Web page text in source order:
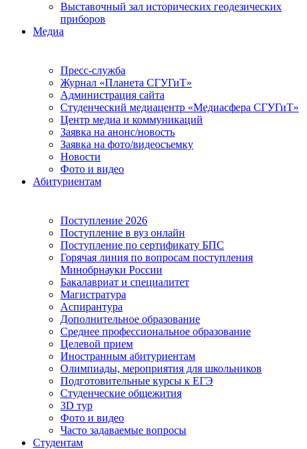
Выставочный зал исторических геодезических
приборов
Медиа
Пресс-служба
Журнал «Планета СГУГиТ»
Администрация сайта
Студенческий медиацентр «Медиасфера СГУГиТ»
Центр медиа и коммуникаций
Заявка на анонс/новость
Заявка на фото/видеосъемку
Новости
Фото и видео
Абитуриентам
Поступление 2026
Поступление в вуз онлайн
Поступление по сертификату БПС
Горячая линия по вопросам поступления
Минобрнауки России
Бакалавриат и специалитет
Магистратура
Аспирантура
Дополнительное образование
Среднее профессиональное образование
Целевой прием
Иностранным абитуриентам
Олимпиады, мероприятия для школьников
Подготовительные курсы к ЕГЭ
Студенческие общежития
3D тур
Фото и видео
Часто задаваемые вопросы
Студентам